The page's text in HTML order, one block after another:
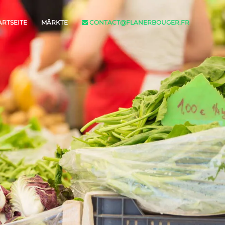
MÄRKTE CONTACT@FLANERBOUGER.FR